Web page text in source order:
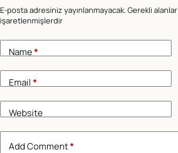
E-posta adresiniz yayınlanmayacak.Gerekli alanlar
işaretlenmişlerdir
Name*
Email*
Website
Add Comment*